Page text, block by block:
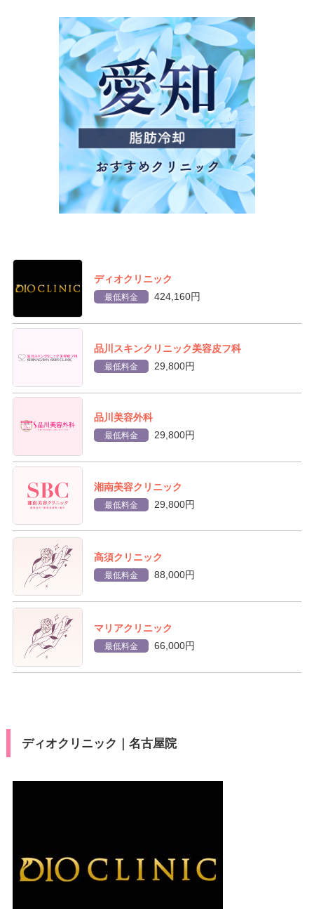
ディオクリニック
最低料金 424,160円
品川スキンクリニック美容皮フ科
最低料金 29,800円
品川美容外科
最低料金 29,800円
湘南美容クリニック
最低料金 29,800円
高須クリニック
最低料金 88,000円
マリアクリニック
最低料金 66,000円
ディオクリニック｜名古屋院